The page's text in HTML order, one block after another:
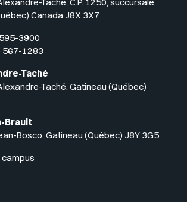
Canada J8X 3X7
3900
567-1283
Taché
Taché, Gatineau (Québec)
Brault
Bosco, Gatineau (Québec) J8Y 3G5
campus